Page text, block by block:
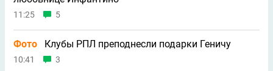
11:25 5
Фото Клубы РПЛ преподнесли подарки Геничу
10:41 3